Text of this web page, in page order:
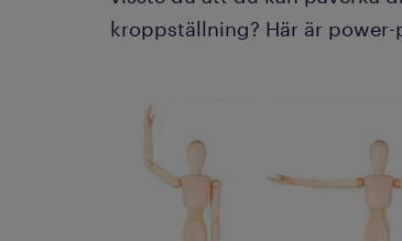
kroppställning? Här är